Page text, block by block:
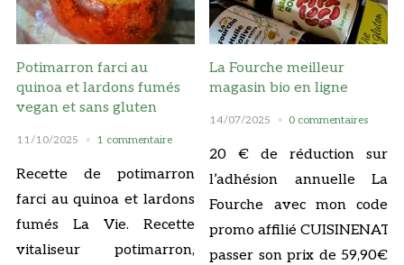
Potimarron farci au
quinoa et lardons fumés
vegan et sans gluten
11/10/2025 1 commentaire
Recette de potimarron
farci au quinoa et lardons
fumés La Vie. Recette
vitaliseur potimarron,
La Fourche meilleur
magasin bio en ligne
14/07/2025 0 commentaires
20 € de réduction sur
l’adhésion annuelle La
Fourche avec mon code
promo affilié
passer son prix de 59,90€